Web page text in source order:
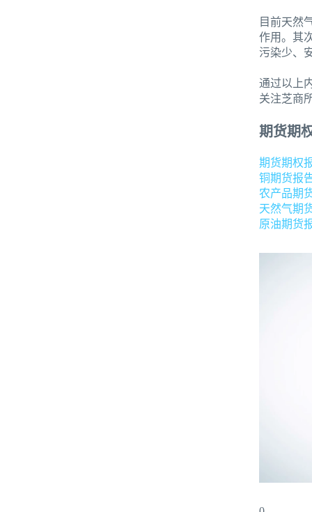
目前天然
作用。其
污染少、
通过以上
关注芝商
期货期
期货期权
铜期货报
农产品期
天然气期
原油期货